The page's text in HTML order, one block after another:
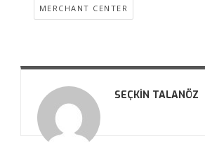
MERCHANT CENTER
SEÇKIN TALANÖZ